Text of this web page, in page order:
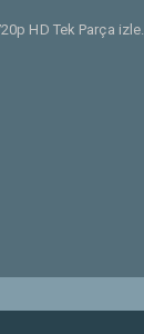
HD Tek Parça izle.